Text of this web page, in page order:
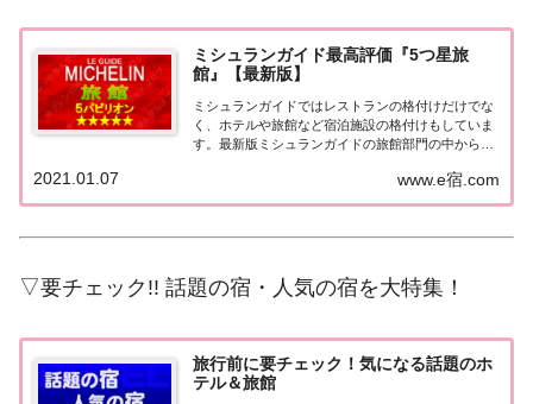
ミシュランガイド最高評価『5つ星旅
館』【最新版】
ミシュランガイドではレストランの格付けだけでな
く、ホテルや旅館など宿泊施設の格付けもしていま
す。最新版ミシュランガイドの旅館部門の中から最
とめてみました♪ いずれも人気ランキングなどで常
に上位を賑わす有名旅館。各旅館の情報と口コミ評
www.e宿.com
2021.01.07
▽要チェック!! 話題の宿・人気の宿を大特集！
旅行前に要チェック！気になる話題のホ
テル＆旅館